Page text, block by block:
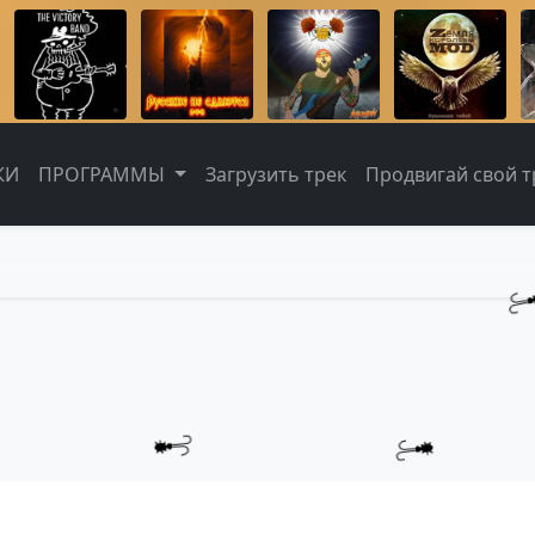
ПРОГРАММЫ Загрузить трек Продвигай свой